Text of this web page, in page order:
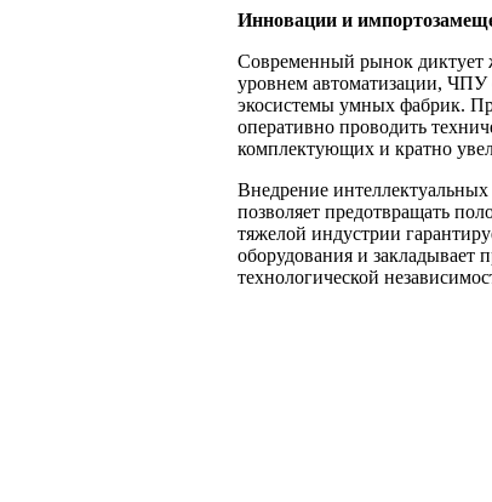
Инновации и
Современный рынок диктует
уровнем автоматизации, ЧПУ
экосистемы умных фабрик.
оперативно проводить
комплектующих и кратно
Внедрение
позволяет предотвращать
тяжелой индустрии
оборудования и закладывает
технологической